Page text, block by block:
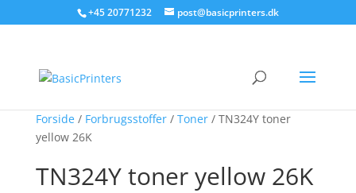
+45 20771232 post@basicprinters.dk
Forside/ Forbrugsstoffer/ Toner/ TN324Y toner
yellow 26K
TN324Y toner yellow 26K